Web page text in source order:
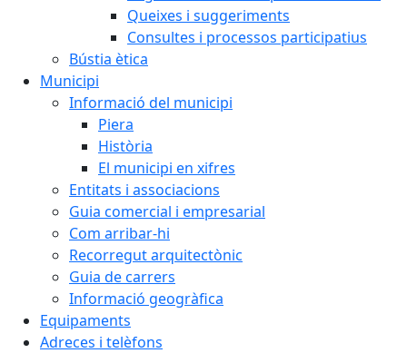
Queixes i suggeriments
Consultes i processos participatius
Bústia ètica
Municipi
Informació del municipi
Piera
Història
El municipi en xifres
Entitats i associacions
Guia comercial i empresarial
Com arribar-hi
Recorregut arquitectònic
Guia de carrers
Informació geogràfica
Equipaments
Adreces i telèfons